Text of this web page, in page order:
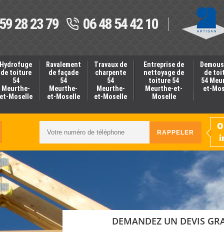
28 23 79 06 48 54 42 10
Hydrofuge
de toiture
54
Meurthe-
et-Moselle
Ravalement
de façade
54
Meurthe-
et-Moselle
Travaux de
charpente
54
Meurthe-
et-Moselle
Entreprise de
nettoyage de
toiture 54
Meurthe-et-
Moselle
de
54
et-
DEMANDEZ UN DEVIS